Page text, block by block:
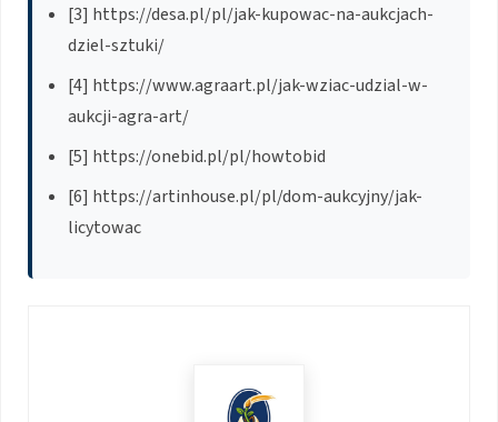
[3] https://desa.pl/pl/jak-kupowac-na-aukcjach-
dziel-sztuki/
[4] https://www.agraart.pl/jak-wziac-udzial-w-
aukcji-agra-art/
[5] https://onebid.pl/pl/howtobid
[6] https://artinhouse.pl/pl/dom-aukcyjny/jak-
licytowac